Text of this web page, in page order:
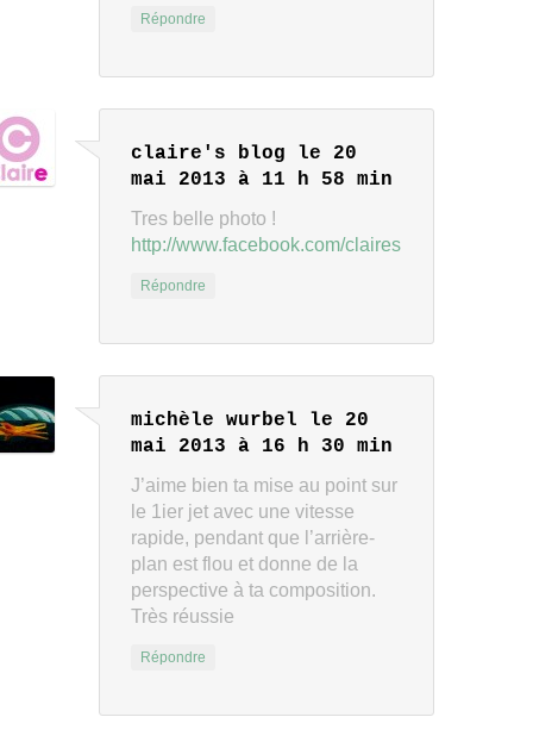
Répondre
claire's blog
le 20
mai 2013 à 11 h 58 min
Tres belle photo !
http://www.facebook.com/clairesblog
Répondre
michèle wurbel
le 20
mai 2013 à 16 h 30 min
J’aime bien ta mise au point sur
le 1ier jet avec une vitesse
rapide, pendant que l’arrière-
plan est flou et donne de la
perspective à ta composition.
Très réussie
Répondre